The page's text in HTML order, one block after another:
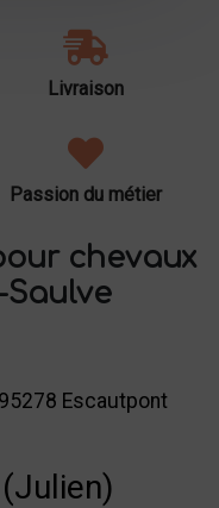
Livraison
Passion du métier
chevaux
Escautpont